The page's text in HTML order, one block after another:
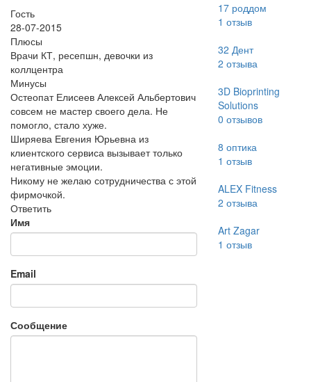
Гость
28-07-2015
Плюсы
Врачи КТ, ресепшн, девочки из
коллцентра
Минусы
Остеопат Елисеев Алексей Альбертович
совсем не мастер своего дела. Не
помогло, стало хуже.
Ширяева Евгения Юрьевна из
клиентского сервиса вызывает только
негативные эмоции.
Никому не желаю сотрудничества с этой
фирмочкой.
Ответить
Имя
Email
Сообщение
17 роддом
1 отзыв
32 Дент
2 отзыва
3D Bioprinting
Solutions
0 отзывов
8 оптика
1 отзыв
ALEX Fitness
2 отзыва
Art Zagar
1 отзыв